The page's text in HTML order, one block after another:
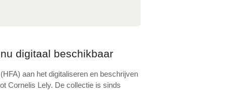
digitaal beschikbaar
aan het digitaliseren en beschrijven
Cornelis Lely. De collectie is sinds